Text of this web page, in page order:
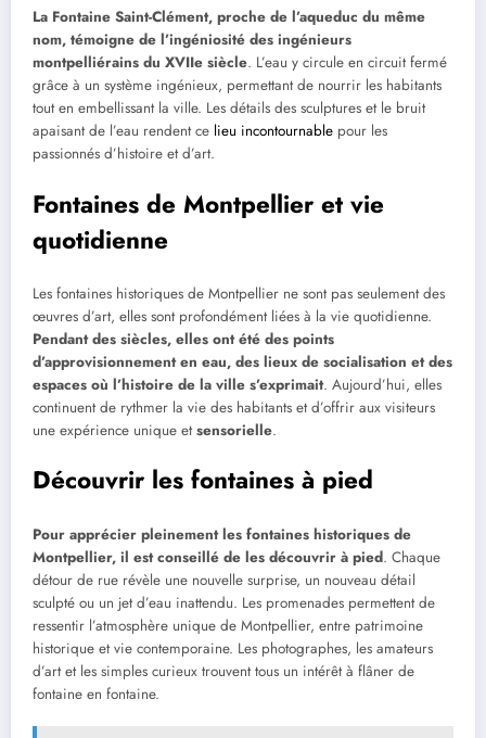
La Fontaine Saint-Clément, proche de l’aqueduc du même
nom, témoigne de l’ingéniosité des ingénieurs
montpelliérains du XVIIe siècle. L’eau y circule en circuit fermé
grâce à un système ingénieux, permettant de nourrir les habitants
tout en embellissant la ville. Les détails des sculptures et le bruit
apaisant de l’eau rendent ce lieu incontournable pour les
passionnés d’histoire et d’art.
Fontaines de Montpellier et vie
quotidienne
Les fontaines historiques de Montpellier ne sont pas seulement des
œuvres d’art, elles sont profondément liées à la vie quotidienne.
Pendant des siècles, elles ont été des points
d’approvisionnement en eau, des lieux de socialisation et des
espaces où l’histoire de la ville s’exprimait. Aujourd’hui, elles
continuent de rythmer la vie des habitants et d’offrir aux visiteurs
une expérience unique etsensorielle.
Découvrir les fontaines à pied
Pour apprécier pleinement les fontaines historiques de
Montpellier, il est conseillé de les découvrir à pied. Chaque
détour de rue révèle une nouvelle surprise, un nouveau détail
sculpté ou un jet d’eau inattendu. Les promenades permettent de
ressentir l’atmosphère unique de Montpellier, entre patrimoine
historique et vie contemporaine. Les photographes, les amateurs
d’art et les simples curieux trouvent tous un intérêt à flâner de
fontaine en fontaine.